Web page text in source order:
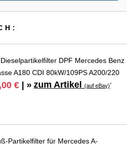
DPF Mercedes Benz
A180 CDI 80kW/109PS A200/220
€ | » zum Artikel(auf eBay)*
Partikelfilter für Mercedes A-